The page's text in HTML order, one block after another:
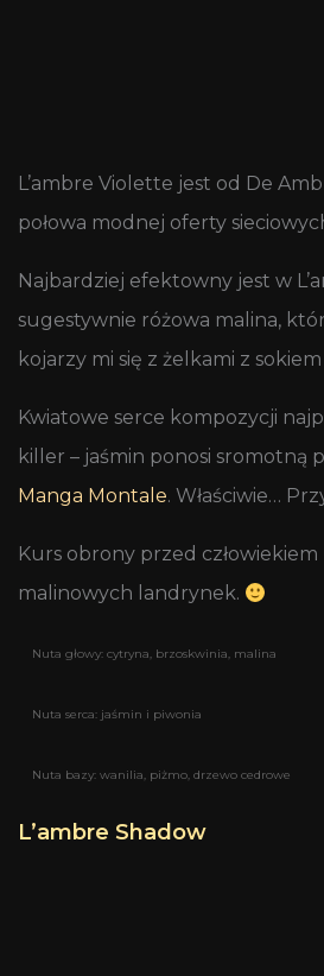
L’ambre Violette jest od De
połowa modnej oferty
Najbardziej efektowny jest w
sugestywnie różowa malina,
kojarzy mi się z żelkami z
Kwiatowe serce kompozycji
killer – jaśmin ponosi sromotną
Manga Montale. Właściwie…
Kurs obrony przed
malinowych landrynek.
Nuta głowy: cytryna, brzoskwinia, malina
Nuta serca: jaśmin i piwonia
Nuta bazy: wanilia, piżmo, drzewo cedrowe
L’ambre Shadow